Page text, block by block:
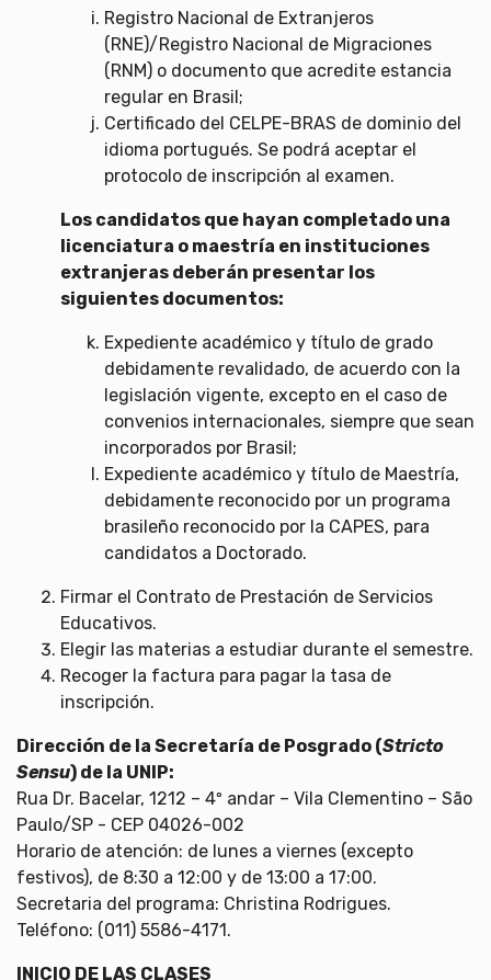
Registro Nacional de Extranjeros
(RNE)/Registro Nacional de Migraciones
(RNM) o documento que acredite estancia
regular en Brasil;
Certificado del CELPE-BRAS de dominio del
idioma portugués. Se podrá aceptar el
protocolo de inscripción al examen.
Los candidatos que hayan completado una
licenciatura o maestría en instituciones
extranjeras deberán presentar los
siguientes documentos:
Expediente académico y título de grado
debidamente revalidado, de acuerdo con la
legislación vigente, excepto en el caso de
convenios internacionales, siempre que sean
incorporados por Brasil;
Expediente académico y título de Maestría,
debidamente reconocido por un programa
brasileño reconocido por la CAPES, para
candidatos a Doctorado.
Firmar el Contrato de Prestación de Servicios
Educativos.
Elegir las materias a estudiar durante el semestre.
Recoger la factura para pagar la tasa de
inscripción.
Dirección de la Secretaría de Posgrado (Stricto
Sensu) de la UNIP:
Rua Dr. Bacelar, 1212 – 4º andar – Vila Clementino – São
Paulo/SP - CEP 04026-002
Horario de atención: de lunes a viernes (excepto
festivos), de 8:30 a 12:00 y de 13:00 a 17:00.
Secretaria del programa: Christina Rodrigues.
Teléfono: (011) 5586-4171.
INICIO DE LAS CLASES